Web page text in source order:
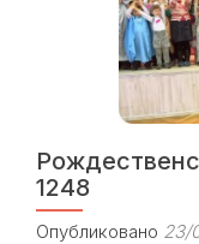
1248
Опубликовано 23/